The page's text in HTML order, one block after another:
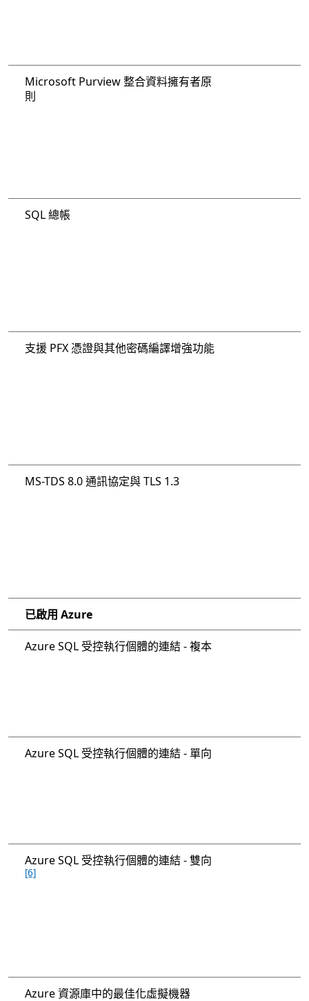
Microsoft Purview 整合資料擁有者原
則
SQL 總帳
支援 PFX 憑證與其他密碼編譯增強功能
MS-TDS 8.0 通訊協定與 TLS 1.3
已啟用 Azure
Azure SQL 受控執行個體的連結 - 複本
Azure SQL 受控執行個體的連結 - 單向
Azure SQL 受控執行個體的連結 - 雙向
[6]
Azure 資源庫中的最佳化虛擬機器